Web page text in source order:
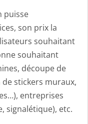
puisse
son prix la
souhaitant
souhaitant
découpe de
stickers muraux,
entreprises
signalétique), etc.